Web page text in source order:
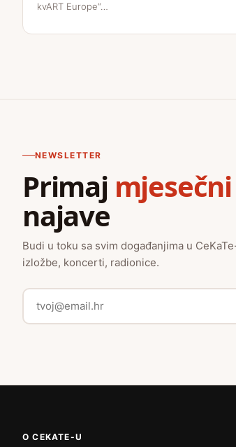
kvART Europe“…
NEWSLETTER
Primaj
najave
Budi u toku sa svim događanjima u
izložbe, koncerti, radionice.
O CEKATE-U